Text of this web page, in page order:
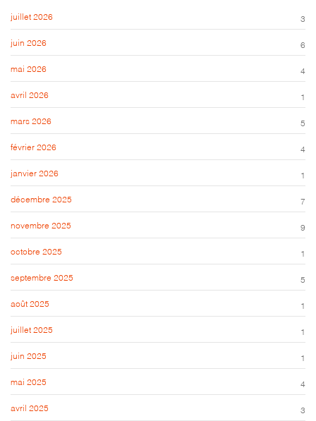
juillet 2026 3
juin 2026 6
mai 2026 4
avril 2026 1
mars 2026 5
février 2026 4
janvier 2026 1
décembre 2025 7
novembre 2025 9
octobre 2025 1
septembre 2025 5
août 2025 1
juillet 2025 1
juin 2025 1
mai 2025 4
avril 2025 3